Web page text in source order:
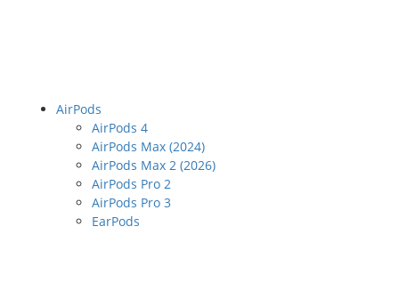
AirPods
AirPods 4
AirPods Max (2024)
AirPods Max 2 (2026)
AirPods Pro 2
AirPods Pro 3
EarPods